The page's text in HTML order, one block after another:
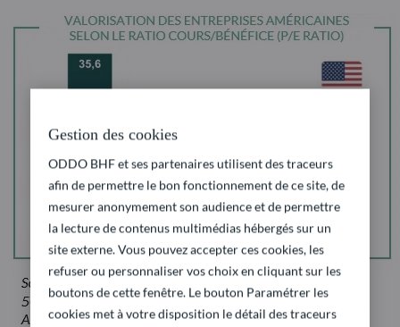
Gestion des cookies
ODDO BHF et ses partenaires utilisent des traceurs
afin de permettre le bon fonctionnement de ce site, de
mesurer anonymement son audience et de permettre
la lecture de contenus multimédias hébergés sur un
site externe. Vous pouvez accepter ces cookies, les
refuser ou personnaliser vos choix en cliquant sur les
boutons de cette fenêtre. Le bouton Paramétrer les
cookies met à votre disposition le détail des traceurs